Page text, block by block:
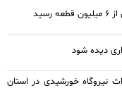
دیده شود
احداث نیروگاه خورشیدی در استان